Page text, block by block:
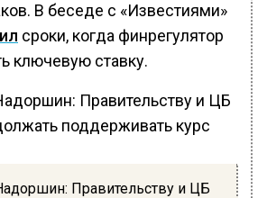
В беседе с «Известиями»
сроки, когда финрегулятор
ключевую ставку.
Правительству и ЦБ